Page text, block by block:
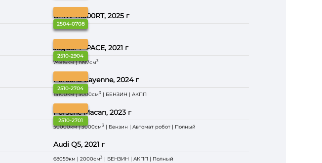
BMW R1300RT, 2025 г
2504-0708
Jaguar F-PACE, 2021 г
74816км | 1997см3
2510-2904
Porsche Cayenne, 2024 г
15100км | 3000см3 | БЕНЗИН | АКПП
2510-2704
Porsche Macan, 2023 г
50000км | 3000см3 | Бензин | Автомат робот | Полный
2510-2701
Audi Q5, 2021 г
68059км | 2000см3 | БЕНЗИН | АКПП | Полный